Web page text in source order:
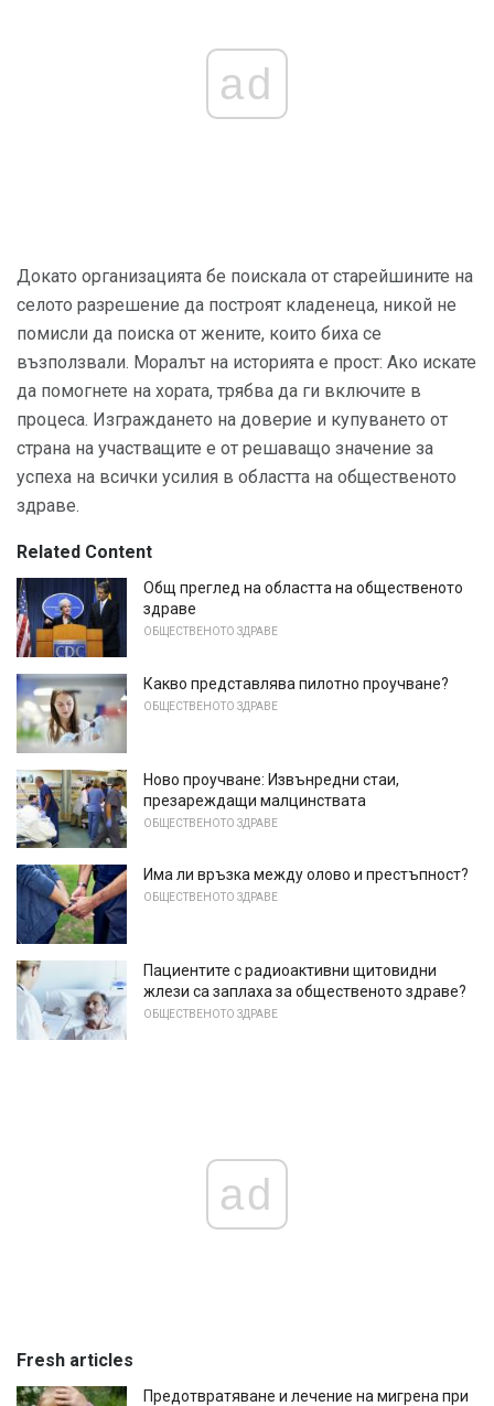
ad
Докато организацията бе поискала от старейшините на
селото разрешение да построят кладенеца, никой не
помисли да поиска от жените, които биха се
възползвали. Моралът на историята е прост: Ако искате
да помогнете на хората, трябва да ги включите в
процеса. Изграждането на доверие и купуването от
страна на участващите е от решаващо значение за
успеха на всички усилия в областта на общественото
здраве.
Related Content
Общ преглед на областта на общественото
здраве
ОБЩЕСТВЕНОТО ЗДРАВЕ
Какво представлява пилотно проучване?
ОБЩЕСТВЕНОТО ЗДРАВЕ
Ново проучване: Извънредни стаи,
презареждащи малцинствата
ОБЩЕСТВЕНОТО ЗДРАВЕ
Има ли връзка между олово и престъпност?
ОБЩЕСТВЕНОТО ЗДРАВЕ
Пациентите с радиоактивни щитовидни
жлези са заплаха за общественото здраве?
ОБЩЕСТВЕНОТО ЗДРАВЕ
ad
Fresh articles
Предотвратяване и лечение на мигрена при